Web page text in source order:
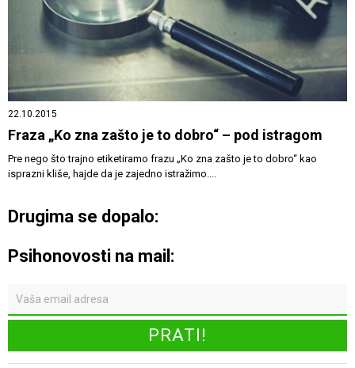
22.10.2015
Fraza „Ko zna zašto je to dobro“ – pod istragom
Pre nego što trajno etiketiramo frazu „Ko zna zašto je to dobro“ kao
isprazni kliše, hajde da je zajedno istražimo....
Drugima se dopalo:
Psihonovosti na mail: